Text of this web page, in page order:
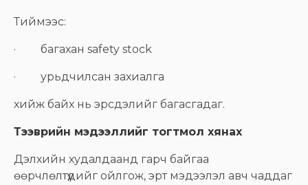
Тиймээс:
· багахан safety stock
· урьдчилсан захиалга
хийж байх нь эрсдэлийг багасгадаг.
Тээврийн мэдээллийг тогтмол хянах
Дэлхийн худалдаанд гарч байгаа
өөрчлөлтүүдийг ойлгож, эрт мэдээлэл авч чаддаг